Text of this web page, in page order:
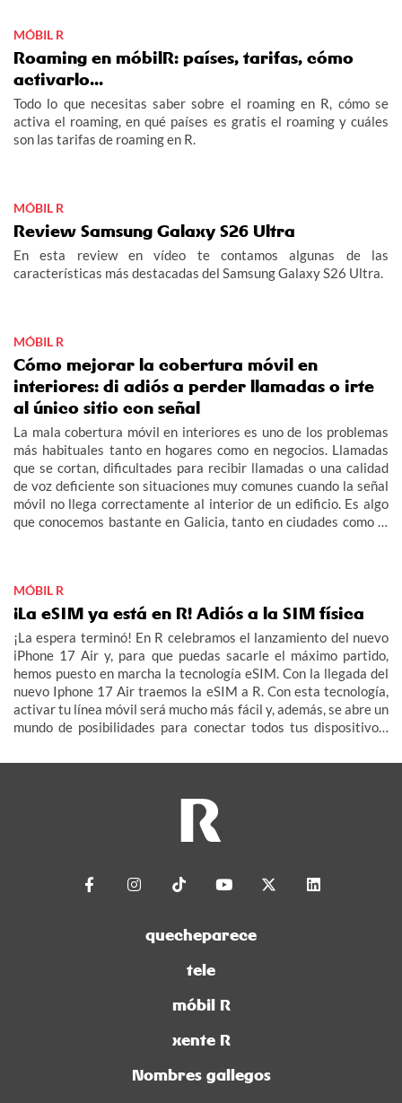
MÓBIL R
Roaming en móbilR: países, tarifas, cómo
activarlo...
Todo lo que necesitas saber sobre el roaming en R, cómo se
activa el roaming, en qué países es gratis el roaming y cuáles
son las tarifas de roaming en R.
MÓBIL R
Review Samsung Galaxy S26 Ultra
En esta review en vídeo te contamos algunas de las
características más destacadas del Samsung Galaxy S26 Ultra.
MÓBIL R
Cómo mejorar la cobertura móvil en
interiores: di adiós a perder llamadas o irte
al único sitio con señal
La mala cobertura móvil en interiores es uno de los problemas
más habituales tanto en hogares como en negocios. Llamadas
que se cortan, dificultades para recibir llamadas o una calidad
de voz deficiente son situaciones muy comunes cuando la señal
móvil no llega correctamente al interior de un edificio. Es algo
que conocemos bastante en Galicia, tanto en ciudades como la
MÓBIL R
¡La eSIM ya está en R! Adiós a la SIM física
¡La espera terminó! En R celebramos el lanzamiento del nuevo
iPhone 17 Air y, para que puedas sacarle el máximo partido,
hemos puesto en marcha la tecnología eSIM. Con la llegada del
nuevo Iphone 17 Air traemos la eSIM a R. Con esta tecnología,
activar tu línea móvil será mucho más fácil y, además, se abre un
mundo de posibilidades para conectar todos tus dispositivos:
de las Cosas).
quecheparece
tele
móbil R
xente R
Nombres gallegos